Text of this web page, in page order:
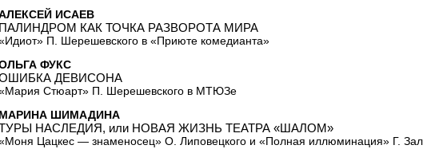
ИСАЕВ
ПАЛИНДРОМ КАК ТОЧКА РАЗВОРОТА МИРА
П. Шерешевского в «Приюте комедианта»
ФУКС
ДЕВИСОНА
Стюарт» П. Шерешевского в МТЮЗе
МАРИНА ШИМАДИНА
НАСЛЕДИЯ, или НОВАЯ ЖИЗНЬ ТЕАТРА «ШАЛОМ»
Цацкес — знаменосец» О. Липовецкого и «Полная иллюминация» Г.